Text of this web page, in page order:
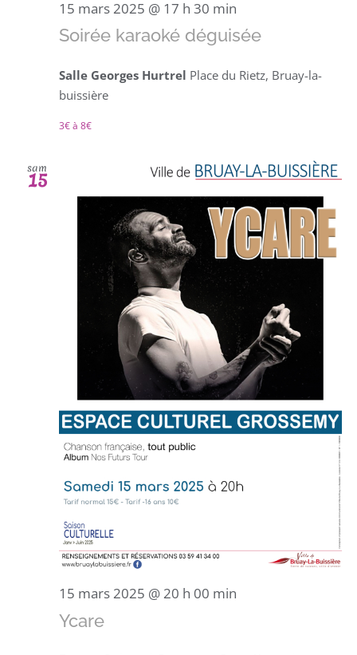
15 mars 2025 @ 17 h 30 min
Soirée karaoké déguisée
Salle Georges Hurtrel Place du Rietz, Bruay-la-
buissière
3€ à 8€
sam
15
15 mars 2025 @ 20 h 00 min
Ycare